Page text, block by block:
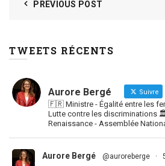
PREVIOUS POST
TWEETS RÉCENTS
Aurore Bergé Suivre
🇫🇷 Ministre - Égalité entre les
Lutte contre les discriminations
Renaissance - Assemblée
Aurore Bergé @auroreberge ·